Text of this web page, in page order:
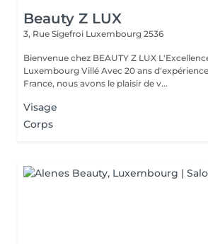
Beauty Z LUX
3, Rue Sigefroi Luxembourg 2536
Bienvenue chez BEAUTY Z LUX
Luxembourg Villé Avec 20 ans d'expérience en Russie et en
France, nous avons le plaisir de v...
Visage
Corps